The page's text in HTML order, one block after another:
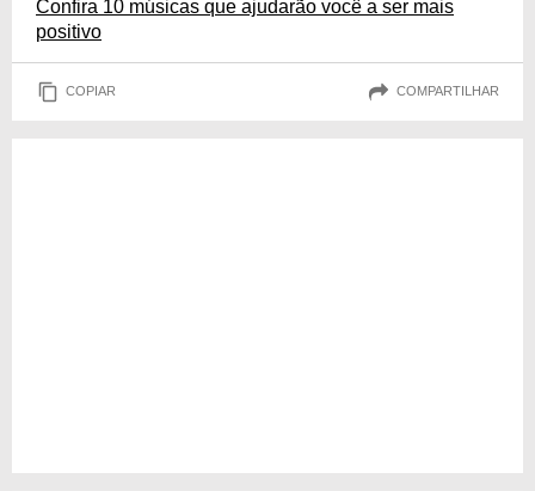
Confira 10 músicas que ajudarão você a ser mais
positivo
COPIAR COMPARTILHAR